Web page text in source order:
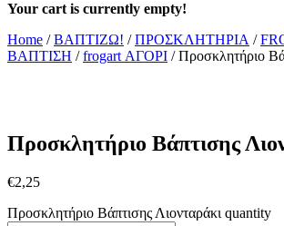
Your cart is currently empty!
Home /ΒΑΠΤΙΖΩ! /ΠΡΟΣΚΛΗΤΗΡΙΑ /
ΒΑΠΤΙΣΗ /frogart ΑΓΟΡΙ / Προσκλητήριο
Προσκλητήριο Βάπτισης
€2,25
Προσκλητήριο Βάπτισης Λιονταράκι quantity